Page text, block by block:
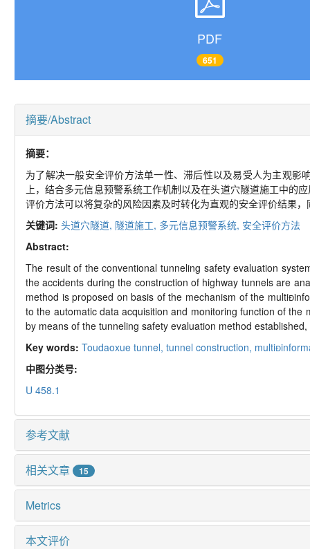
PDF
651
摘要/Abstract
摘要：
为了解决一般安全评价方法单一性、滞后性以及易受人为主观
上，结合多元信息预警系统工作机制以及在头道穴隧道施工中的
评价方法可以将复杂的风险因素及时转化为直观的安全评价结果
关键词: 头道穴隧道, 隧道施工, 多元信息预警系统, 安全评价方法
Abstract:
The result of the conventional tunneling safety evaluation
the accidents during the construction of highway tunnels are
method is proposed on basis of the mechanism of the
to the automatic data acquisition and monitoring function of
by means of the tunneling safety evaluation method
Key words: Toudaoxue tunnel, tunnel construction,
中图分类号:
U 458.1
参考文献
相关文章 15
Metrics
本文评价